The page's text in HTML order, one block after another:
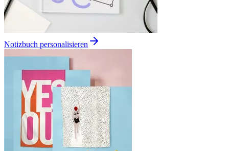
Notizbuch personalisieren